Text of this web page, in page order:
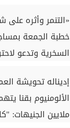
«التنمر وأثره
خطبة الجمعة
السخرية وتدعو
إديناله تحويشة
الألومنيوم بقنا
ملايين الجنيهات: